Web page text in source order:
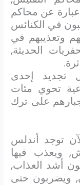
عن محاكم
في الكنائس
وتعذيبهم في
الحديثة,
تجديد إحدى
تحوي مئات
على ترك
توجد أندلس
ويعذب فيها
أشد العذاب,
ويضربون حتى